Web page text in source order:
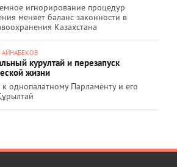
игнорирование процедур
меняет баланс законности в
Казахстана
курултай и перезапуск
жизни
однопалатному Парламенту и его